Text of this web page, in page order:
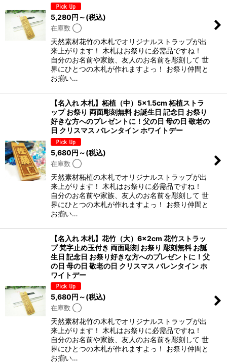
5,280円 ～(税込)
在庫数 ◯
天然素材花竹の木札でオリジナルストラップが出
来上がります！ 木札はお祭りに必需品ですね！
自分のお名前や家族、友人のお名前を彫刻して 世
界にひとつの木札が作れますよっ！ お祭り仲間と
お揃い…
【名入れ 木札】柘植（中）5×1.5cm 柘植ストラ
ップ お祭り 両面彫刻無料 お誕生日 記念日 お祭り
好きな方へのプレゼントに！父の日 母の日 敬老の
日 クリスマス バレンタイン ホワイトデー
5,680円 ～(税込)
在庫数 ◯
天然素材柘植の木札でオリジナルストラップが出
来上がります！ 木札はお祭りに必需品ですね！
自分のお名前や家族、友人のお名前を彫刻して 世
界にひとつの木札が作れますよっ！ お祭り仲間と
お揃い…
【名入れ 木札】花竹（大）6×2cm 花竹ストラッ
プ 梵字止め玉付き 両面彫刻 お祭り 彫刻無料 お誕
生日 記念日 お祭り好きな方へのプレゼントに！父
の日 母の日 敬老の日 クリスマス バレンタイン ホ
ワイトデー
5,680円 ～(税込)
在庫数 ◯
天然素材花竹の木札でオリジナルストラップが出
来上がります！ 木札はお祭りに必需品ですね！
自分のお名前や家族、友人のお名前を彫刻して 世
界にひとつの木札が作れますよっ！ お祭り仲間と
お揃い…